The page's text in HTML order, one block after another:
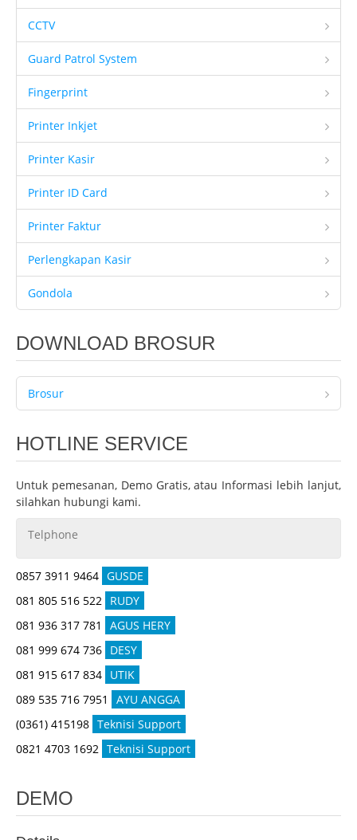
CCTV
Guard Patrol System
Fingerprint
Printer Inkjet
Printer Kasir
Printer ID Card
Printer Faktur
Perlengkapan Kasir
Gondola
DOWNLOAD BROSUR
Brosur
HOTLINE SERVICE
Untuk pemesanan, Demo Gratis, atau Informasi lebih lanjut,
silahkan hubungi kami.
Telphone
0857 3911 9464 GUSDE
081 805 516 522 RUDY
081 936 317 781
AGUS HERY
081 999 674 736 DESY
081 915 617 834 UTIK
089 535 716 7951
AYU ANGGA
(0361) 415198 Teknisi Support
0821 4703 1692 Teknisi Support
DEMO